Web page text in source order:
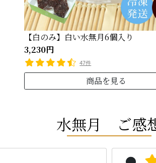
【白のみ】白い水無月6個入り
3,230円
47件
商品を見る
水無月 ご感